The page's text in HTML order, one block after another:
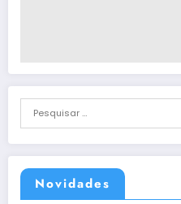
Novidades